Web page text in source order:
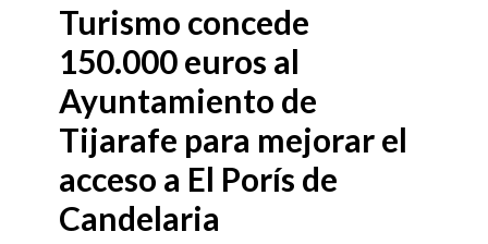
Turismo concede
150.000 euros al
Ayuntamiento de
Tijarafe para mejorar el
acceso a El Porís de
Candelaria